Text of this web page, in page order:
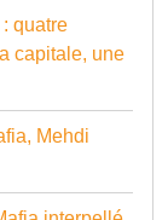
quatre
capitale, une
Mehdi